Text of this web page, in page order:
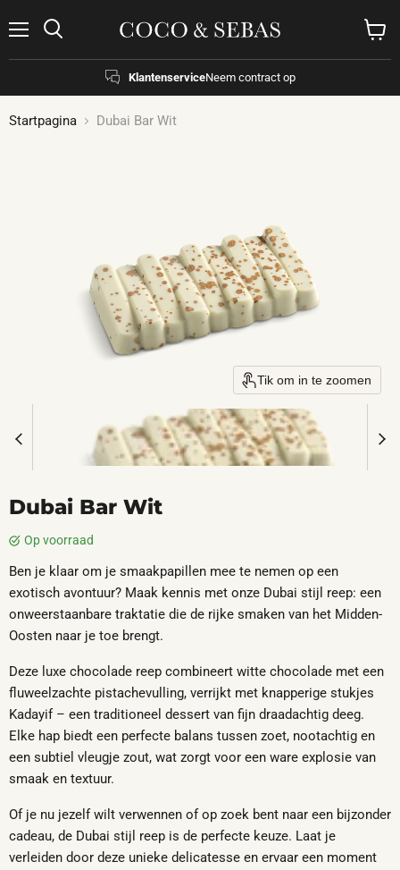
KlantenserviceNeem contract op
Startpagina Dubai Bar Wit
Tik om in te zoomen
Dubai Bar Wit
op voorraad
Ben je klaar om je smaakpapillen mee te nemen op een
exotisch avontuur? Maak kennis met onze Dubai stijl reep: een
onweerstaanbare traktatie die de rijke smaken van het Midden-
Oosten naar je toe brengt.
Deze luxe chocolade reep combineert witte chocolade met een
fluweelzachte pistachevulling, verrijkt met knapperige stukjes
Kadayif – een traditioneel dessert van fijn draadachtig deeg.
Elke hap biedt een perfecte balans tussen zoet, nootachtig en
een subtiel vleugje zout, wat zorgt voor een ware explosie van
smaak en textuur.
Of je nu jezelf wilt verwennen of op zoek bent naar een bijzonder
cadeau, de Dubai stijl reep is de perfecte keuze. Laat je
verleiden door deze unieke delicatesse en ervaar een moment